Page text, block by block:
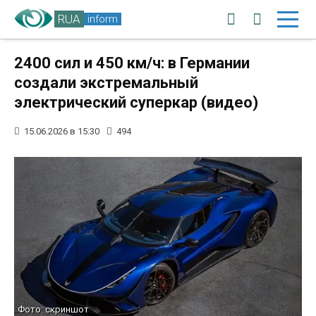
RUA inform
2400 сил и 450 км/ч: в Германии
создали экстремальный
электрический суперкар (видео)
15.06.2026 в 15:30 494
Фото: скриншот